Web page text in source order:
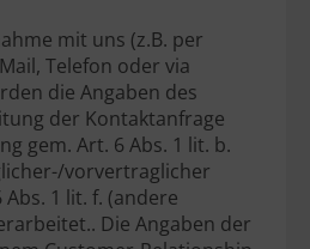
mit uns (z.B. per
Telefon oder via
die Angaben des
der Kontaktanfrage
gem. Art. 6 Abs. 1 lit. b.
vorvertraglicher
1 lit. f. (andere
Die Angaben der